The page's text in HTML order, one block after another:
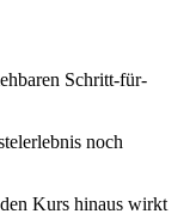
Schritt-für-
noch
Kurs hinaus wirkt